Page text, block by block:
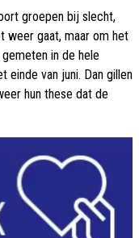
groepen bij slecht,
weer gaat, maar om het
in de hele
einde van juni. Dan gillen
hun these dat de